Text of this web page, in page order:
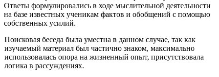
Ответы формулировались в ходе мыслительной деятельности
на базе известных ученикам фактов и обобщений с помощью
собственных усилий.
Поисковая беседа была уместна в данном случае, так как
изучаемый материал был частично знаком, максимально
использовалась опора на жизненный опыт, присутствовала
логика в рассуждениях.